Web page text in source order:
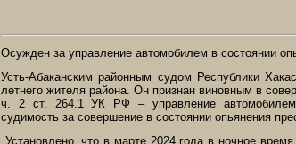
Осужден за управление автомобилем в состоянии
Усть-Абаканским районным судом Республики
летнего жителя района. Он признан виновным в
ч. 2 ст. 264.1 УК РФ – управление
судимость за совершение в состоянии опьянения
Установлено, что в марте 2024 года в ночное